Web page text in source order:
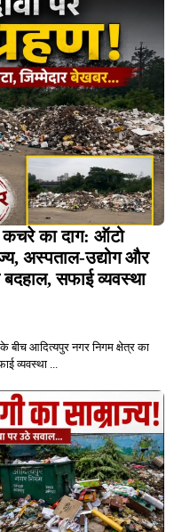
कचरे का दाग: ऑटो
अस्पताल-उद्योग और
सफाई व्यवस्था
बीच आदित्यपुर नगर निगम क्षेत्र का
व्यवस्था ...